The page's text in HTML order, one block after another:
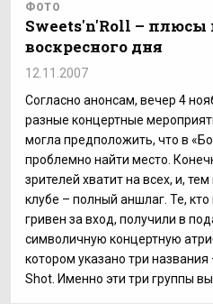
ФОТО
Sweets'n'Roll –
воскресного дня
12.11.2007
Согласно анонсам, вечер 4
разные концертные
могла предположить, что в
проблемно найти место.
зрителей хватит на всех, и,
клубе – полный аншлаг. Те,
гривен за вход, получили в
символичную концертную
котором указано три
Shot. Именно эти три группы